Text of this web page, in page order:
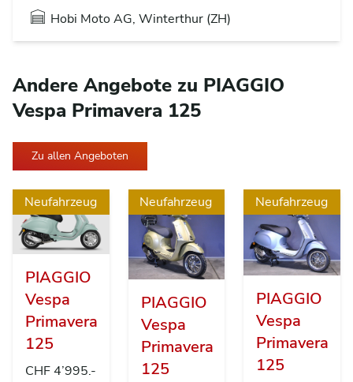
Hobi Moto AG, Winterthur (ZH)
Andere Angebote zu PIAGGIO
Vespa Primavera 125
Zu allen Angeboten
Neufahrzeug
PIAGGIO
Vespa
Primavera
125
CHF 4’995.-
Neufahrzeug
PIAGGIO
Vespa
Primavera
125
Neufahrzeug
PIAGGIO
Vespa
Primavera
125